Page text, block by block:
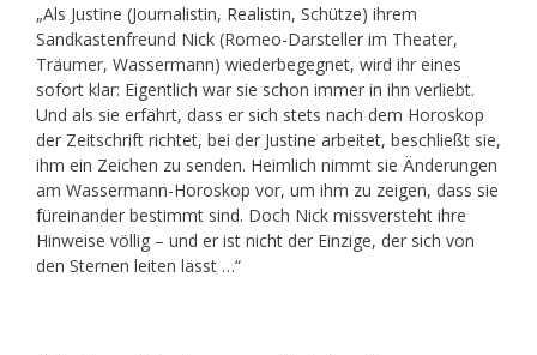
„Als Justine (Journalistin, Realistin, Schütze) ihrem
Sandkastenfreund Nick (Romeo-Darsteller im Theater,
Träumer, Wassermann) wiederbegegnet, wird ihr eines
sofort klar: Eigentlich war sie schon immer in ihn verliebt.
Und als sie erfährt, dass er sich stets nach dem Horoskop
der Zeitschrift richtet, bei der Justine arbeitet, beschließt sie,
ihm ein Zeichen zu senden. Heimlich nimmt sie Änderungen
am Wassermann-Horoskop vor, um ihm zu zeigen, dass sie
füreinander bestimmt sind. Doch Nick missversteht ihre
Hinweise völlig – und er ist nicht der Einzige, der sich von
den Sternen leiten lässt …“